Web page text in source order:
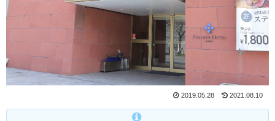
2019.05.28 2021.08.10